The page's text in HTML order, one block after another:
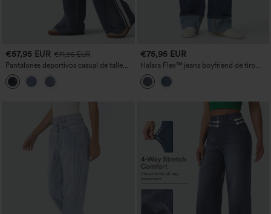
€57,95 EUR €71,95 EUR
Pantalones deportivos casual de talle
medio en French terry con estampado
denim a rayas, con bolsillos
€75,95 EUR
Halara Flex™ jeans boyfriend de tiro
bajo, con bolsillos con cremallera,
lavado, de corte relajado y pierna ancha